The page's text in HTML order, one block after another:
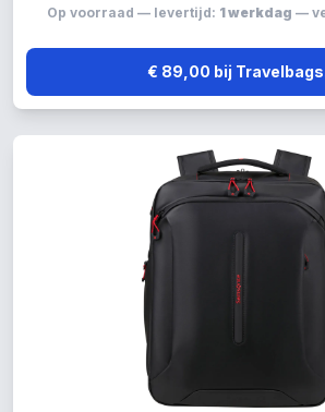
Op voorraad — levertijd: 1 werkdag —
€ 89,00 bij